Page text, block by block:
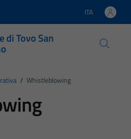
Lingua attiva:
ITA
di Tovo San
/ Whistleblowing